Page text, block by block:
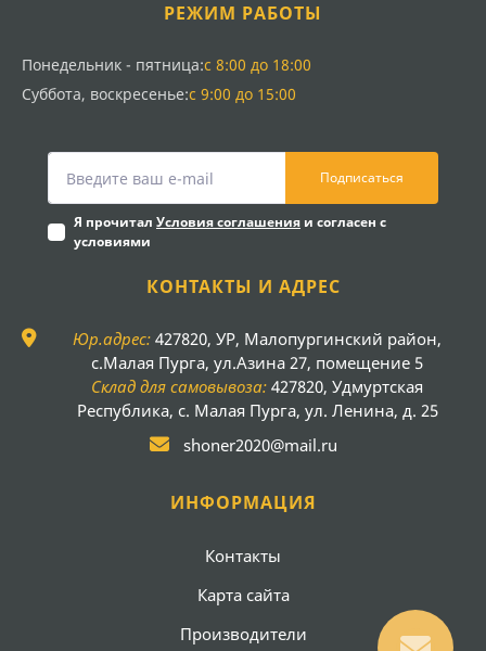
РЕЖИМ РАБОТЫ
Понедельник - пятница:с 8:00 до 18:00
Суббота, воскресенье:с 9:00 до 15:00
Подписаться
Я прочитал Условия соглашения и согласен с
условиями
КОНТАКТЫ И АДРЕС
Юр.адрес: 427820, УР, Малопургинский район,
с.Малая Пурга, ул.Азина 27, помещение 5
Склад для самовывоза: 427820, Удмуртская
Республика, с. Малая Пурга, ул. Ленина, д. 25
shoner2020@mail.ru
ИНФОРМАЦИЯ
Контакты
Карта сайта
Производители